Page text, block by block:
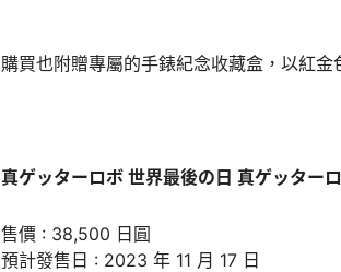
購買也附贈專屬的手錶紀念收藏盒，以紅金
真ゲッターロボ 世界最後の日 真ゲッター
售價 : 38,500 日圓
預計發售日 : 2023 年 11 月 17 日